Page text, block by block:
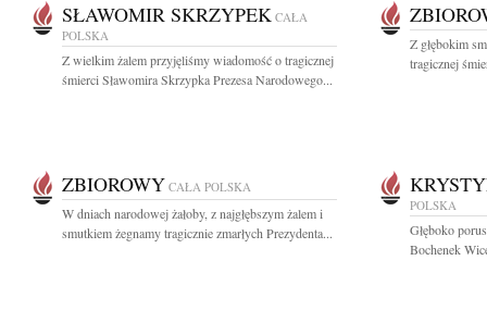
SŁAWOMIR SKRZYPEK CAŁA
POLSKA
Z wielkim żalem przyjęliśmy wiadomość o tragicznej
śmierci Sławomira Skrzypka Prezesa Narodowego...
Z głębokim
tragicznej
ZBIOROWY CAŁA POLSKA
W dniach narodowej żałoby, z najgłębszym żalem i
smutkiem żegnamy tragicznie zmarłych Prezydenta...
POLSKA
Głęboko
Bochenek